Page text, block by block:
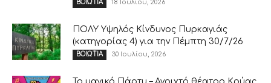
ΒΟΙΩΤΙΑ 18 Ιουλίου, 2026
ΠΟΛΥ Υψηλός Κίνδυνος Πυρκαγιάς
(κατηγορίας 4) για την Πέμπτη 30/7/26
ΒΟΙΩΤΙΑ 30 Ιουλίου, 2026